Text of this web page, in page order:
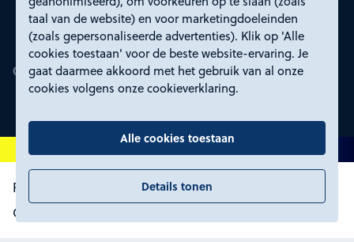
taal van de website) en voor marketingdoeleinden
(zoals gepersonaliseerde advertenties). Klik op 'Alle
cookies toestaan' voor de beste website-ervaring. Je
gaat daarmee akkoord met het gebruik van al onze
cookies volgens onze cookieverklaring.
Alle cookies toestaan
Details tonen
Proclaimer en toegankelijkheid
Privacyverklaring
Certificeringen